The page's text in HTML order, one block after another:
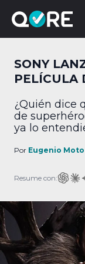
SONY
PELÍCULA
¿Quién dice
de
ya lo
de
Cazador. Por
Pictures
Por Eugenio Moto
Resume con: